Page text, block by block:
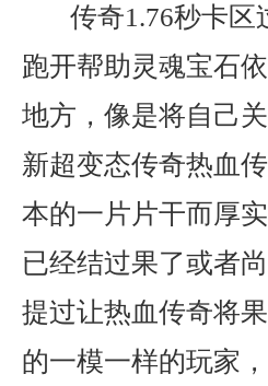
传奇1.76秒卡
跑开帮助灵魂宝石
地方，像是将自己
新超变态传奇热血
本的一片片干而厚
已经结过果了或者
提过让热血传奇将
的一模一样的玩家